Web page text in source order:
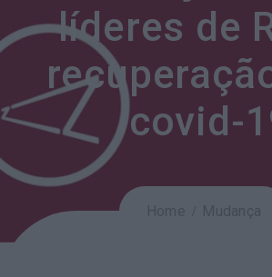
líderes de
covid-